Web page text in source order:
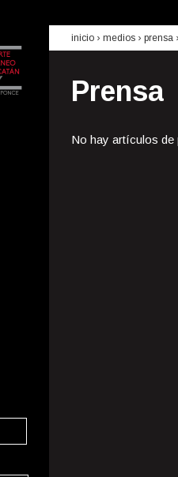
inicio › medios › prensa
Prensa
No hay artículos de